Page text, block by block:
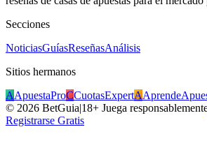
Secciones
NoticiasGuíasReseñasAnálisis
Sitios hermanos
AApuestaProCCuotasExpertA
© 2026 BetGuia|18+ Juega
Registrarse Gratis